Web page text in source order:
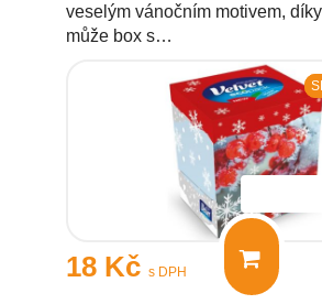
veselým vánočním motivem,
může box s…
18 Kč s DPH